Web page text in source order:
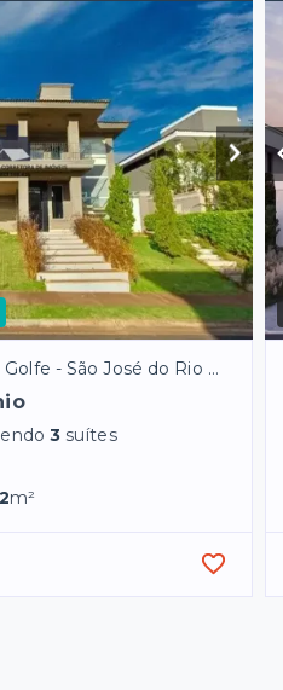
- São José do Rio Preto/SP
3 suítes
m²